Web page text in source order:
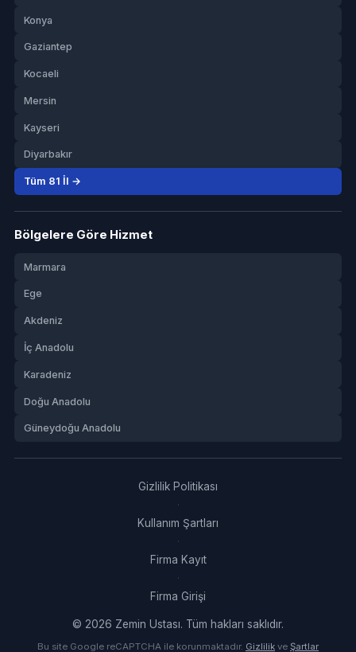
Konya
Gaziantep
Kocaeli
Mersin
Kayseri
Diyarbakır
Tüm 81 İl →
Bölgelere Göre Hizmet
Marmara
Ege
Akdeniz
İç Anadolu
Karadeniz
Doğu Anadolu
Güneydoğu Anadolu
Gizlilik Politikası
·
Kullanım Şartları
·
Firma Kayıt
·
Firma Girişi
© 2026 Zemin Ustası. Tüm hakları saklıdır.
Bu site Google reCAPTCHA ile korunmaktadır. Gizlilik ve Şartlar